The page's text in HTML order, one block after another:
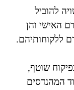
להוביל
האישי והן
ללקוחותיהם.
שוטף,
המהנדסים